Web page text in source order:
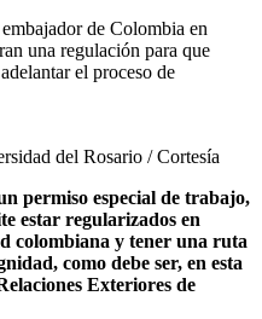
de Colombia en
una regulación para que
el proceso de
del Rosario / Cortesía
permiso especial de trabajo,
estar regularizados en
colombiana y tener una ruta
como debe ser, en esta
Exteriores de